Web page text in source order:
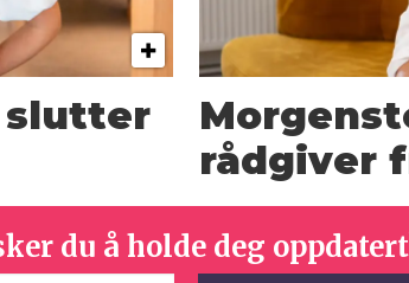
slutter
rådgiver
du å holde deg